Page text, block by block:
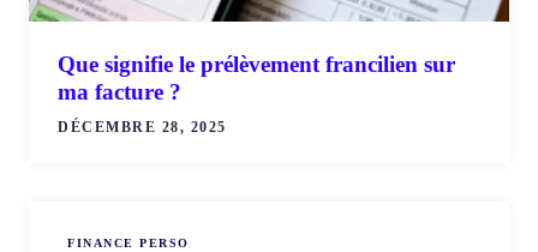
Que signifie le prélèvement francilien sur
ma facture ?
DÉCEMBRE 28, 2025
FINANCE PERSO